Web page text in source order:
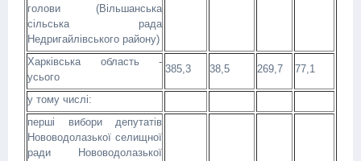
голови (Вільшанська
сільська рада
Недригайлівського району)
Харківська область -
усього
385,3 38,5 269,7 77,1
у тому числі:
перші вибори депутатів
Нововодолазької селищної
ради Нововодолазької